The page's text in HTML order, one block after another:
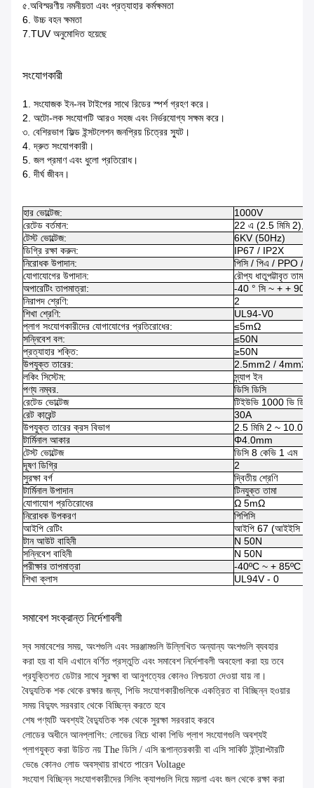
৫.অবিস্মরণীয় নমনীয়তা এবং প্রত্যাহার কর্মক্ষমতা
6. উচ্চ বহন ক্ষমতা
7.TUV অনুমোদিত হয়েছে
সংযোগকারী
1. সংযোজক ইন-নব টাইপের সাথে রিডের স্পর্শ গ্রহণ করে।
2. অটো-লক সংযোগটি আরও সহজ এবং নির্ভরযোগ্য সক্ষম করে।
৩. বেশিরভাগ ফিল্ড ইন্সটলেশন জনপ্রিয় চিত্রের স্যুট।
4. দ্রুত সংযোগকারী।
5. জল প্রমাণ এবং ধুলো প্রতিরোধ।
6. দীর্ঘ জীবন।
হার ভোল্টেজ:
1000V
রেটেড বর্তমান:
22 এ (2.5 মিমি 2),
টেস্ট ভোল্টেজ:
6KV (50Hz)
ডিগ্রি রক্ষা করুন:
IP67 / IP2X
নিরোধক উপাদান:
পিসি / পিএ / PPO /
যোগাযোগের উপাদান:
রৌপ্য ধাতুপট্টাবৃত তামা
অপারেটিং তাপমাত্রা:
-40 ° সি ~ + + 90 °
নিরাপদ শ্রেণি:
2
শিখা শ্রেণি:
UL94-V0
প্লাগ সংযোগকারীদের যোগাযোগের প্রতিরোধের:
≤5mΩ
সন্নিবেশ বল:
≤50N
প্রত্যাহার শক্তি:
≥50N
উপযুক্ত তারের:
2.5mm2 / 4mm2
লকিং সিস্টেম:
স্ন্যাপ ইন
পণ্য নম্বর.
ডিসি ডিসি
রেটেড ভোল্টেজ
টিইউভি 1000 ভি ডিসি
রেট কারেন্ট
30A
উপযুক্ত তারের ক্রস বিভাগ
2.5 মিমি 2 ~ 10.0
টার্মিনাল আকার
Φ4.0mm
টেস্ট ভোল্টেজ
ডিসি 8 কেভি 1 এম
দূষণ ডিগ্রি
2
সুরক্ষা বর্গ
দ্বিতীয় শ্রেণি
টার্মিনাল উপাদান
টিনযুক্ত তামা
যোগাযোগ প্রতিরোধের
Ω 5mΩ
নিরোধক উপকরণ
পিপিসি
আইপি রেটিং
আইপি 67 (আইইসি
টান আউট বাহিনী
N 50N
সন্নিবেশ বাহিনী
N 50N
পরীক্ষার তাপমাত্রা
-40ºC ~ + 85ºC
শিখা ক্লাস
UL94V - 0
সমাবেশ সংক্রান্ত নির্দেশাবলী
স্ব সমাবেশের সময়, অংশগুলি এবং সরঞ্জামগুলি উল্লিখিত অন্যান্য অংশগুলি ব্যবহার
করা হয় বা যদি এখানে বর্ণিত প্রস্তুতি এবং সমাবেশ নির্দেশাবলী অবহেলা করা হয় তবে
প্রযুক্তিগত ডেটার সাথে সুরক্ষা বা আনুগত্যের কোনও নিশ্চয়তা দেওয়া যায় না।
বৈদ্যুতিক শক থেকে রক্ষার জন্য, পিভি সংযোগকারীগুলিকে একত্রিত বা বিচ্ছিন্ন হওয়ার
সময় বিদ্যুৎ সরবরাহ থেকে বিচ্ছিন্ন করতে হবে
শেষ পণ্যটি অবশ্যই বৈদ্যুতিক শক থেকে সুরক্ষা সরবরাহ করবে
লোডের অধীনে আনপ্লাগিং: লোভের নিচে থাকা পিভি প্লাগ সংযোগগুলি অবশ্যই
প্লাগযুক্ত করা উচিত নয় The ডিসি / এসি রূপান্তরকারী বা এসি সার্কিট ইন্ট্রাপ্টারটি
ভেঙে কোনও লোড অবস্থায় রাখতে পারেন Voltage
সংযোগ বিচ্ছিন্ন সংযোগকারীদের সিলিং ক্যাপগুলি দিয়ে ময়লা এবং জল থেকে রক্ষা করা